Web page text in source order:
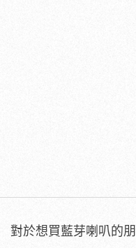
對於想買藍芽喇叭的